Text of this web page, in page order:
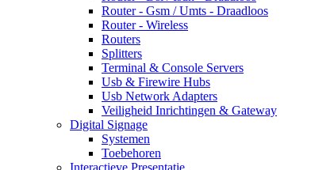
Router - Gsm / Umts - Draadloos
Router - Wireless
Routers
Splitters
Terminal & Console Servers
Usb & Firewire Hubs
Usb Network Adapters
Veiligheid Inrichtingen & Gateway
Digital Signage
Systemen
Toebehoren
Interactieve Presentatie